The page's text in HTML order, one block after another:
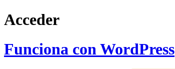
Acceder
Funciona con WordPress